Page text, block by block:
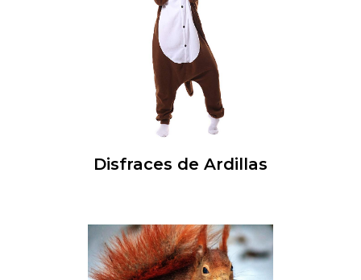
Disfraces de Ardillas